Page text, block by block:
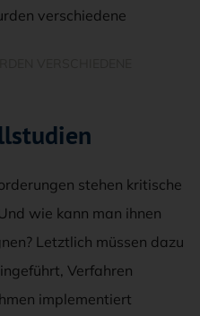
stehen kritische
wie kann man ihnen
Letztlich müssen dazu
Verfahren
implementiert